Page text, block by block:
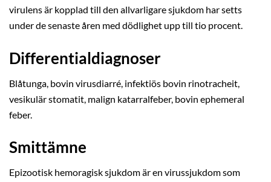
virulens är kopplad till den allvarligare sjukdom har setts
under de senaste åren med dödlighet upp till tio procent.
Differentialdiagnoser
Blåtunga, bovin virusdiarré, infektiös bovin rinotracheit,
vesikulär stomatit, malign katarralfeber, bovin ephemeral
feber.
Smittämne
Epizootisk hemoragisk sjukdom är en virussjukdom som